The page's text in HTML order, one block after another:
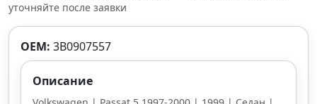
уточняйте после заявки
OEM: 3B0907557
Описание